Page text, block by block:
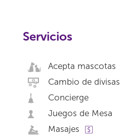
Servicios
Acepta mascotas
Cambio de divisas
Concierge
Juegos de Mesa
Masajes